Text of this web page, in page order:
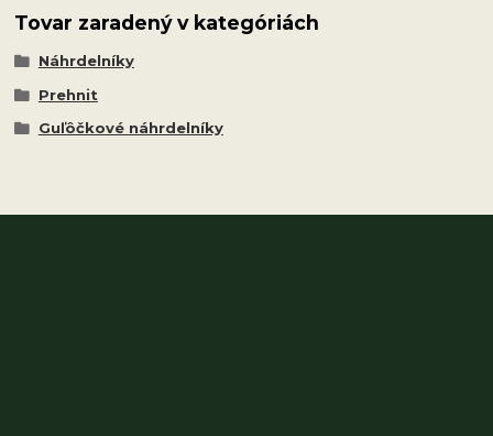
Tovar zaradený v kategóriách
Náhrdelníky
Prehnit
Guľôčkové náhrdelníky